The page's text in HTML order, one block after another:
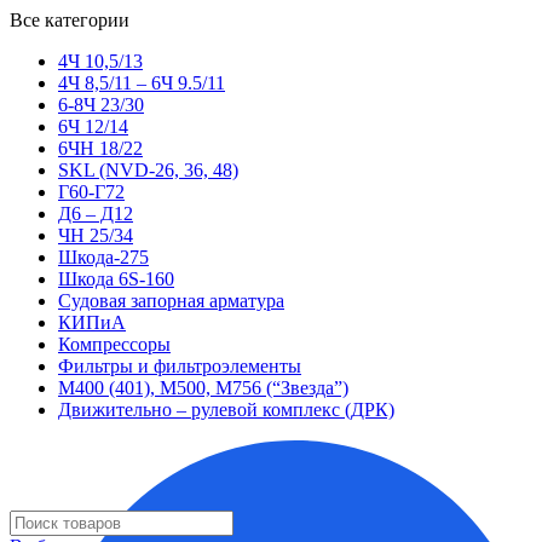
Все категории
4Ч 10,5/13
4Ч 8,5/11 – 6Ч 9.5/11
6-8Ч 23/30
6Ч 12/14
6ЧН 18/22
SKL (NVD-26, 36, 48)
Г60-Г72
Д6 – Д12
ЧН 25/34
Шкода-275
Шкода 6S-160
Судовая запорная арматура
КИПиА
Компрессоры
Фильтры и фильтроэлементы
М400 (401), М500, М756 (“Звезда”)
Движительно – рулевой комплекс (ДРК)